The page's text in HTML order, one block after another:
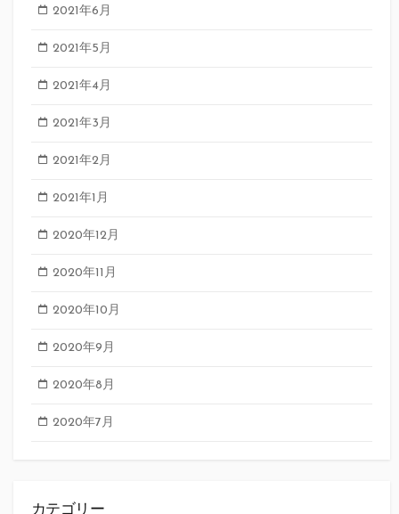
2021年6月
2021年5月
2021年4月
2021年3月
2021年2月
2021年1月
2020年12月
2020年11月
2020年10月
2020年9月
2020年8月
2020年7月
カテゴリー